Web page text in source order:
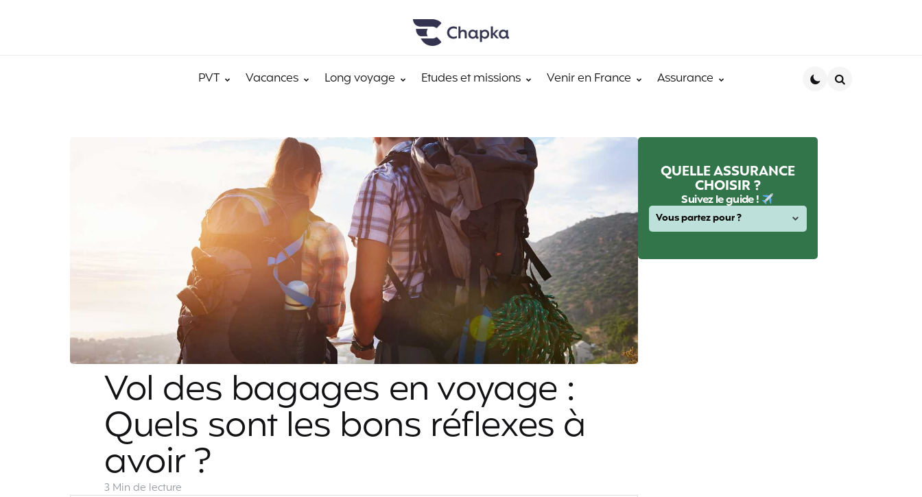
PVT Vacances Long voyage Etudes et missions Venir en France Assurance
Vol des bagages en voyage :
Quels sont les bons réflexes à
avoir ?
3 Min de lecture
QUELLE ASSURANCE
CHOISIR ?
Suivez le guide !